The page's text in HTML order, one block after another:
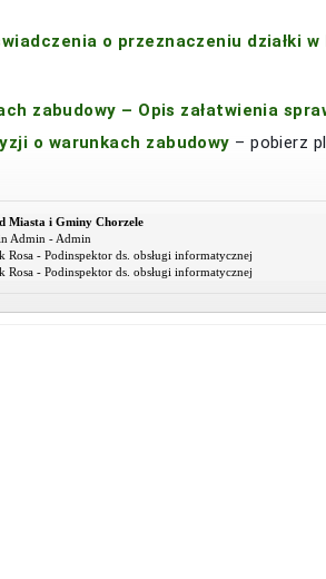
o przeznaczeniu działki w
zabudowy – Opis załatwienia
o warunkach zabudowy – pobierz
Miasta i Gminy Chorzele
Admin - Admin
Rosa - Podinspektor ds. obsługi informatycznej
Rosa - Podinspektor ds. obsługi informatycznej